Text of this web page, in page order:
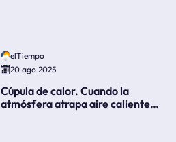
elTiempo
20 ago 2025
Cúpula de calor. Cuando la
atmósfera atrapa aire caliente